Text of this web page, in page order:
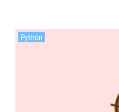
Python